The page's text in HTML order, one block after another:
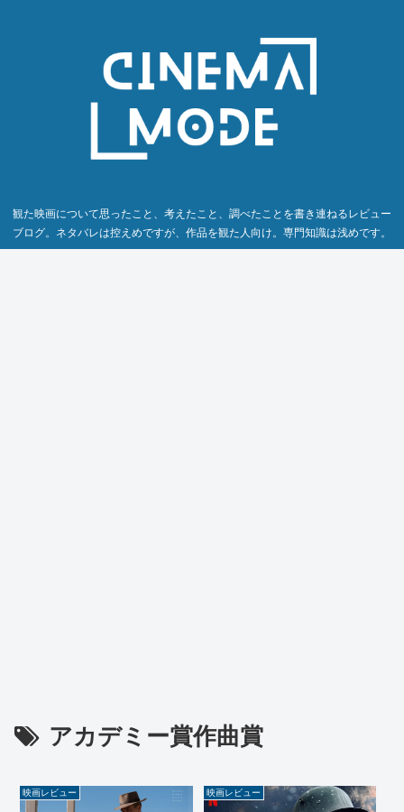
観た映画について思ったこと、考えたこと、調べたことを書き連ねるレビュー
ブログ。ネタバレは控えめですが、作品を観た人向け。専門知識は浅めです。
アカデミー賞作曲賞
映画レビュー 映画レビュー